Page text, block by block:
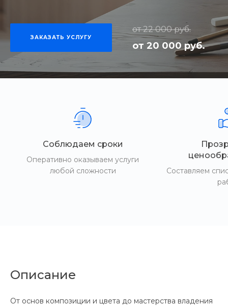
ЗАКАЗАТЬ УСЛУГУ
от 22 000 руб.
от 20 000 руб.
Соблюдаем сроки
Оперативно оказываем услуги
любой сложности
Составляем
Описание
От основ композиции и цвета до мастерства владения